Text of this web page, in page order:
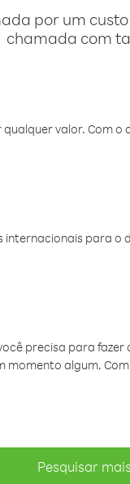
por um
chamada com
valor. Com
para
precisa para
algum.
Pesquisar